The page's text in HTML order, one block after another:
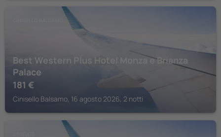
Best Western Plus Hotel Monza e Brianza
Palace
181 €
Cinisello Balsamo, 16 agosto 2026, 2 notti